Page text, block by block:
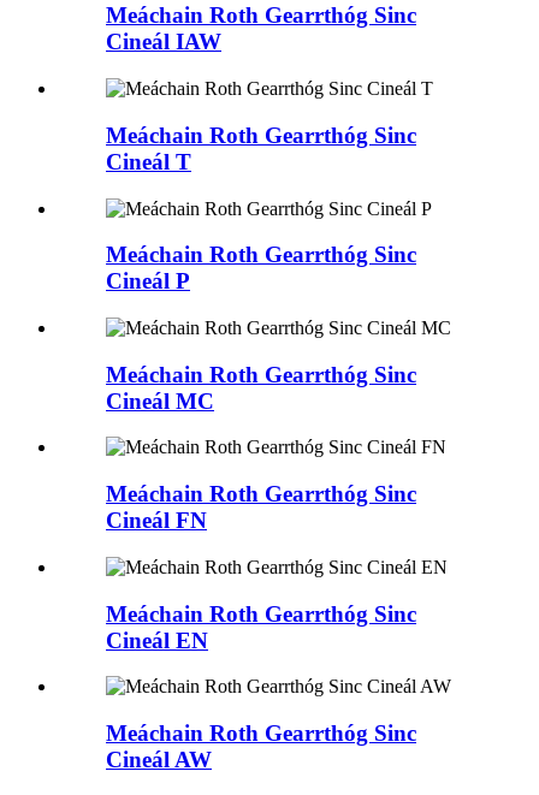
Meáchain Roth Gearrthóg Sinc
Cineál IAW
Meáchain Roth Gearrthóg Sinc
Cineál T
Meáchain Roth Gearrthóg Sinc
Cineál P
Meáchain Roth Gearrthóg Sinc
Cineál MC
Meáchain Roth Gearrthóg Sinc
Cineál FN
Meáchain Roth Gearrthóg Sinc
Cineál EN
Meáchain Roth Gearrthóg Sinc
Cineál AW